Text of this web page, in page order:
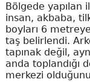
Bölgede yapılan
insan, akbaba,
boyları 6
taş belirlendi.
tapınak değil,
anda toplandığı
merkezi